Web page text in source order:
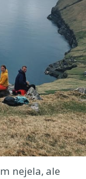
nejela, ale